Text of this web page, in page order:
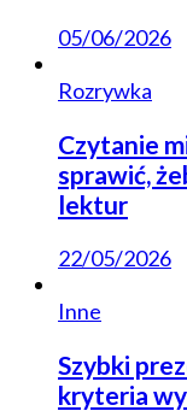
05/06/2026
Rozrywka
Czytanie
sprawić,
lektur
22/05/2026
Inne
Szybki
kryteria